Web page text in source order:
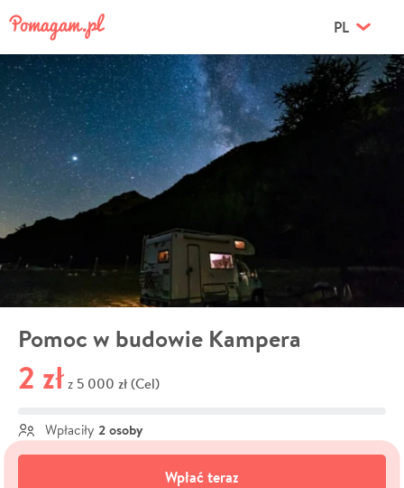
PL
Pomoc w budowie Kampera
2 zł z 5 000 zł (Cel)
Wpłaciły 2 osoby
Wpłać teraz